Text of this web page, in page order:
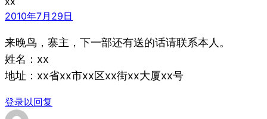
2010年7月29日
来晚鸟，寨主，下一部还有送的话请联系本人。
姓名：xx
地址：xx省xx市xx区xx街xx大厦xx号
登录以回复